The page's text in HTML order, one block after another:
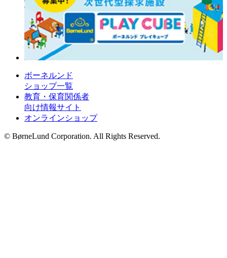
ボーネルンド
ショップ一覧
教育・保育関係者
向け情報サイト
オンラインショップ
© BørneLund Corporation. All Rights Reserved.